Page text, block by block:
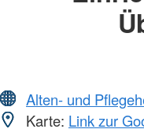
Alten- und
Karte: Link zur